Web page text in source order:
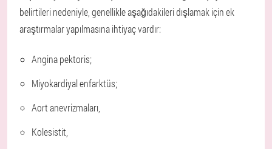
belirtileri nedeniyle, genellikle aşağıdakileri dışlamak için ek
araştırmalar yapılmasına ihtiyaç vardır:
Angina pektoris;
Miyokardiyal enfarktüs;
Aort anevrizmaları,
Kolesistit,